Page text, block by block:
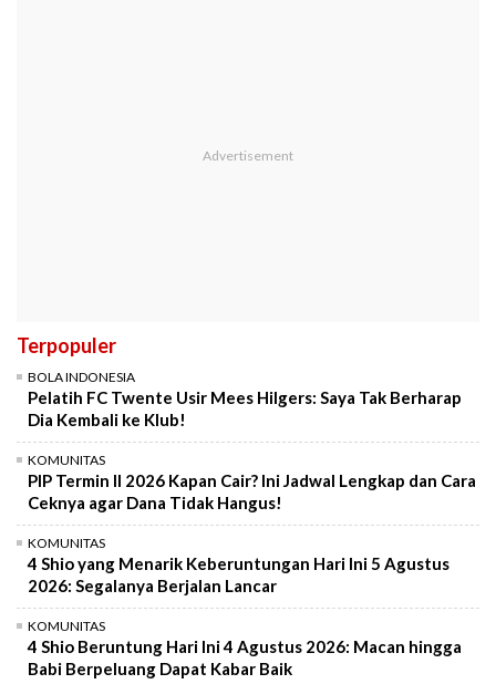
Terpopuler
BOLA INDONESIA
Pelatih FC Twente Usir Mees Hilgers: Saya Tak Berharap
Dia Kembali ke Klub!
KOMUNITAS
PIP Termin II 2026 Kapan Cair? Ini Jadwal Lengkap dan Cara
Ceknya agar Dana Tidak Hangus!
KOMUNITAS
4 Shio yang Menarik Keberuntungan Hari Ini 5 Agustus
2026: Segalanya Berjalan Lancar
KOMUNITAS
4 Shio Beruntung Hari Ini 4 Agustus 2026: Macan hingga
Babi Berpeluang Dapat Kabar Baik